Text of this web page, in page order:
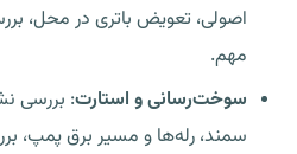
اصولی، تعویض باتری در محل،
مهم.
سوخت‌رسانی و استارت: بررسی
سمند، رله‌ها و مسیر برق پمپ،